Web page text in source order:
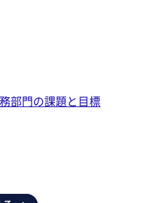
部門の課題と目標